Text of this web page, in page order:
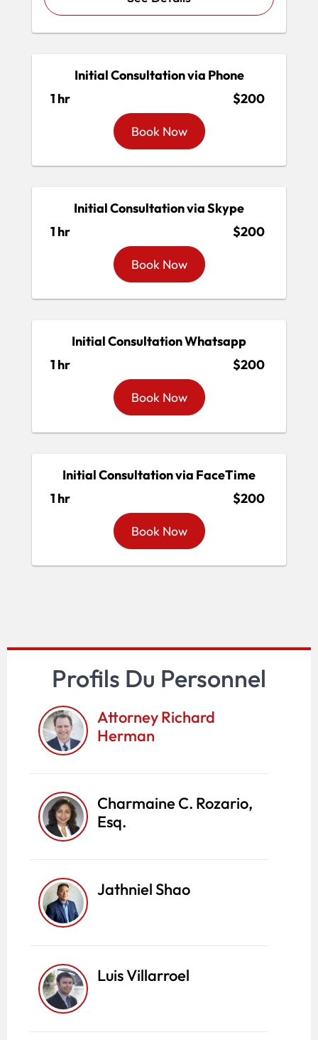
Initial Consultation via Phone
1 hr
$200
Book Now
Initial Consultation via Skype
1 hr
$200
Book Now
Initial Consultation Whatsapp
1 hr
$200
Book Now
Initial Consultation via FaceTime
1 hr
$200
Book Now
Profils Du Personnel
Attorney Richard
Herman
Charmaine C. Rozario,
Esq.
Jathniel Shao
Luis Villarroel